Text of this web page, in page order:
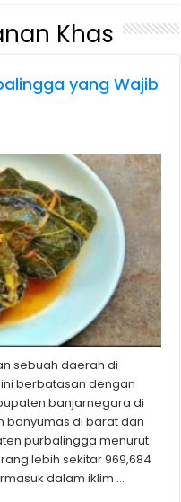
Khas
yang Wajib
sebuah daerah di
berbatasan dengan
banjarnegara di
banyumas di barat dan
purbalingga menurut
lebih sekitar 969,684
dalam iklim …